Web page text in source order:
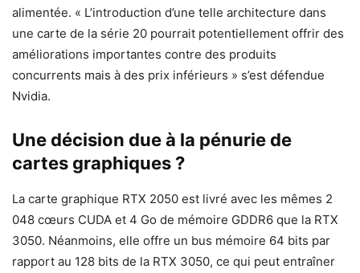
alimentée. « L’introduction d’une telle architecture dans
une carte de la série 20 pourrait potentiellement offrir des
améliorations importantes contre des produits
concurrents mais à des prix inférieurs » s’est défendue
Nvidia.
Une décision due à la pénurie de
cartes graphiques ?
La carte graphique RTX 2050 est livré avec les mêmes 2
048 cœurs CUDA et 4 Go de mémoire GDDR6 que la RTX
3050. Néanmoins, elle offre un bus mémoire 64 bits par
rapport au 128 bits de la RTX 3050, ce qui peut entraîner